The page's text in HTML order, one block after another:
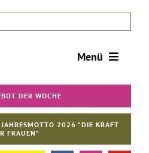
Menü
DER WOCHE
2026 "DIE KRAFT
FRAUEN"